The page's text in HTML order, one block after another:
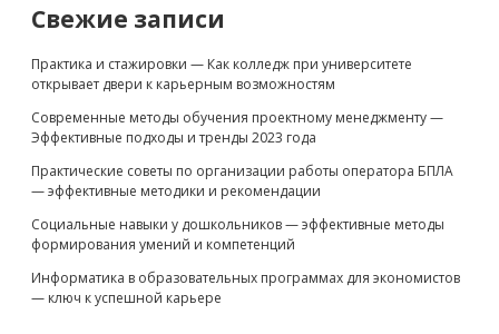
Sidebar
Свежие записи
Практика и стажировки — Как колледж при университете
открывает двери к карьерным возможностям
Современные методы обучения проектному менеджменту —
Эффективные подходы и тренды 2023 года
Практические советы по организации работы оператора БПЛА
— эффективные методики и рекомендации
Социальные навыки у дошкольников — эффективные методы
формирования умений и компетенций
Информатика в образовательных программах для экономистов
— ключ к успешной карьере